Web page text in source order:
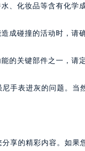
同街帕玛强尼售后服
兴大街帕玛强尼售后
路帕玛强尼售后服务
街帕玛强尼售后服务
帕玛强尼售后服务中
路与南九经街交汇
、化妆品等含有化学
成碰撞的活动时，请
的关键部件之一，请
手表进灰的问题。
分享的精彩内容。如果